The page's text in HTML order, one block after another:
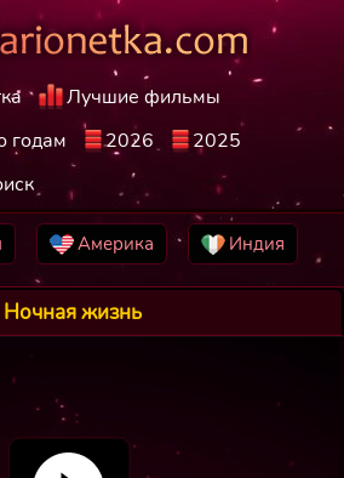
Лучшие фильмы
годам 2026
2025
Америка Индия
Ночная жизнь